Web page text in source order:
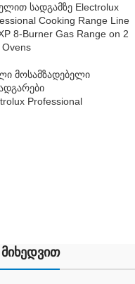
სადგამზე Electrolux
Cooking Range Line
8-Burner Gas Range on 2
Ovens
მოსამზადებელი
Professional